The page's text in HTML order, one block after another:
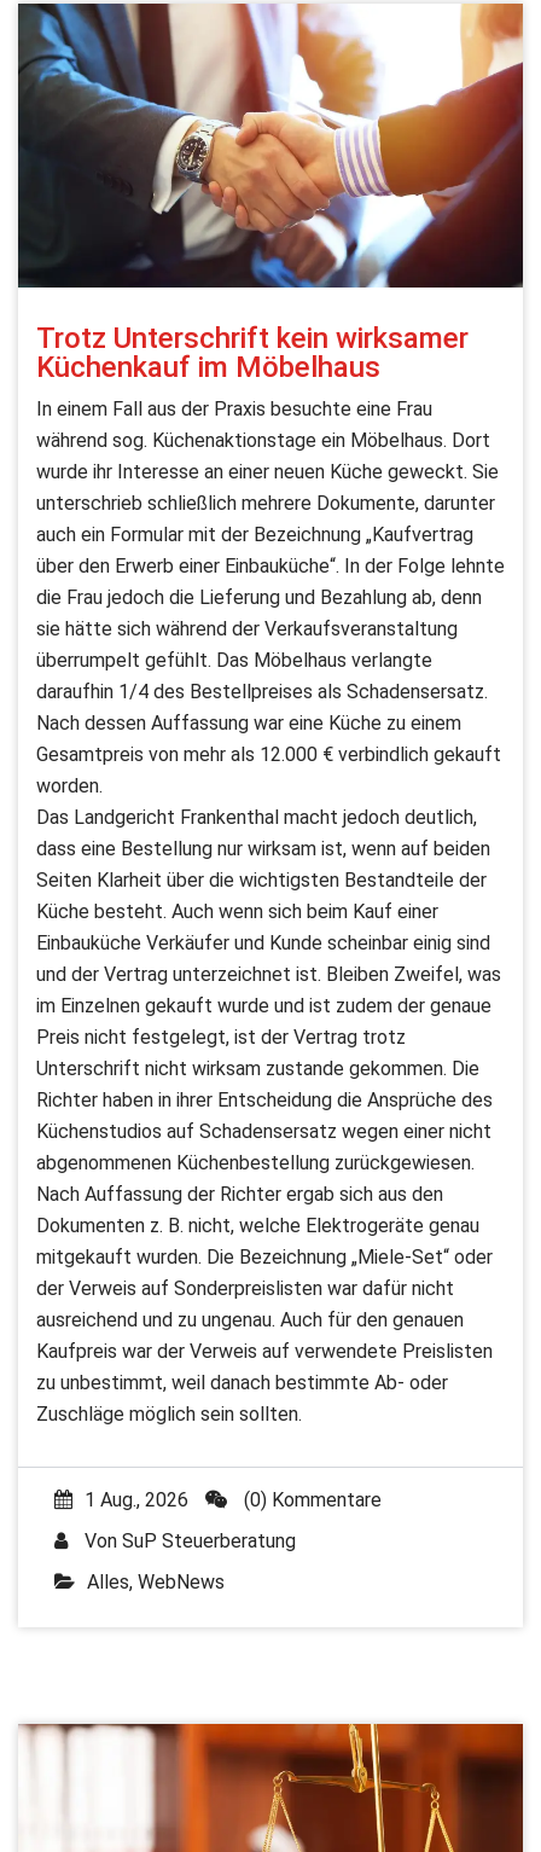
Trotz Unterschrift kein wirksamer
Küchenkauf im Möbelhaus
In einem Fall aus der Praxis besuchte eine Frau
während sog. Küchenaktionstage ein Möbelhaus. Dort
wurde ihr Interesse an einer neuen Küche geweckt. Sie
unterschrieb schließlich mehrere Dokumente, darunter
auch ein Formular mit der Bezeichnung „Kaufvertrag
über den Erwerb einer Einbauküche“. In der Folge lehnte
die Frau jedoch die Lieferung und Bezahlung ab, denn
sie hätte sich während der Verkaufsveranstaltung
überrumpelt gefühlt. Das Möbelhaus verlangte
daraufhin 1/4 des Bestellpreises als Schadensersatz.
Nach dessen Auffassung war eine Küche zu einem
Gesamtpreis von mehr als 12.000 € verbindlich gekauft
worden.
Das Landgericht Frankenthal macht jedoch deutlich,
dass eine Bestellung nur wirksam ist, wenn auf beiden
Seiten Klarheit über die wichtigsten Bestandteile der
Küche besteht. Auch wenn sich beim Kauf einer
Einbauküche Verkäufer und Kunde scheinbar einig sind
und der Vertrag unterzeichnet ist. Bleiben Zweifel, was
im Einzelnen gekauft wurde und ist zudem der genaue
Preis nicht festgelegt, ist der Vertrag trotz
Unterschrift nicht wirksam zustande gekommen. Die
Richter haben in ihrer Entscheidung die Ansprüche des
Küchenstudios auf Schadensersatz wegen einer nicht
abgenommenen Küchenbestellung zurückgewiesen.
Nach Auffassung der Richter ergab sich aus den
Dokumenten z. B. nicht, welche Elektrogeräte genau
mitgekauft wurden. Die Bezeichnung „Miele-Set“ oder
der Verweis auf Sonderpreislisten war dafür nicht
ausreichend und zu ungenau. Auch für den genauen
Kaufpreis war der Verweis auf verwendete Preislisten
zu unbestimmt, weil danach bestimmte Ab- oder
Zuschläge möglich sein sollten.
1 Aug., 2026
(0) Kommentare
Von SuP Steuerberatung
Alles, WebNews